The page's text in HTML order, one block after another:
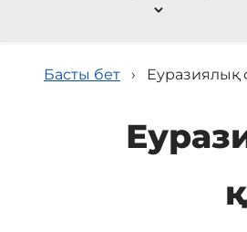
Басты бет › Еуразиялық